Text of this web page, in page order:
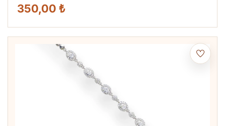
350,00 ₺